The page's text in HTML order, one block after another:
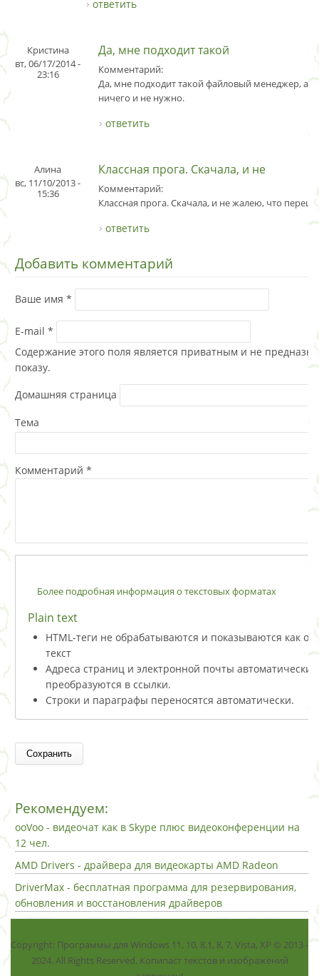
ответить
Кристина
вт, 06/17/2014 -
23:16
Да, мне подходит такой
Комментарий:
Да, мне подходит такой файловый менеджер, а
ничего и не нужно.
ответить
Алина
вс, 11/10/2013 -
15:36
Классная прога. Скачала, и не
Комментарий:
Классная прога. Скачала, и не жалею, что
ответить
Добавить комментарий
Ваше имя *
E-mail *
Содержание этого поля является приватным и не
показу.
Домашняя страница
Тема
Комментарий *
Более подробная информация о текстовых форматах
Plain text
HTML-теги не обрабатываются и показываются как
текст
Адреса страниц и электронной почты автоматически
преобразуются в ссылки.
Строки и параграфы переносятся автоматически.
Рекомендуем:
ooVoo - видеочат как в Skype плюс видеоконференции на
12 чел.
AMD Drivers - драйвера для видеокарты AMD Radeon
DriverMax - бесплатная программа для резервирования,
обновления и восстановления драйверов
Copyright: Программы для Windows 11, 10, 8.1, 8, 7, Vista, ХР © 2013 -
2024. All Rights Reserved. Копипаст текстов и изображений